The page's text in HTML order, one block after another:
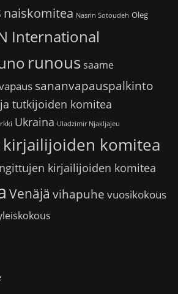
naiskomitea Nasrin Sotoudeh Oleg
International
runoussaame
sananvapauspalkinto
tutkijoiden komitea
Ukraina Uladzimir Njakljajeu
komitea
kirjailijoiden komitea
Venäjä vihapuhe vuosikokous